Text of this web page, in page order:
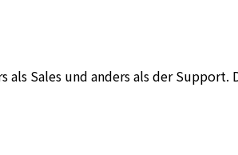
Sales und anders als der Support.